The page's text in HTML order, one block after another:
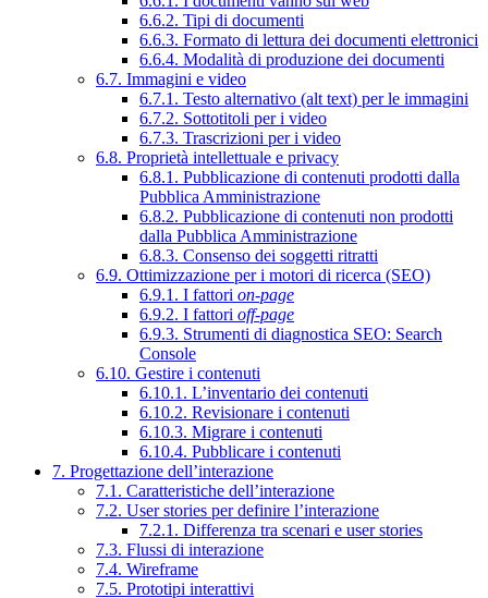
6.6.2. Tipi di documenti
6.6.3. Formato di lettura dei documenti elettronici
6.6.4. Modalità di produzione dei documenti
6.7. Immagini e video
6.7.1. Testo alternativo (alt text) per le immagini
6.7.2. Sottotitoli per i video
6.7.3. Trascrizioni per i video
6.8. Proprietà intellettuale e privacy
6.8.1. Pubblicazione di contenuti prodotti dalla
Pubblica Amministrazione
6.8.2. Pubblicazione di contenuti non prodotti
dalla Pubblica Amministrazione
6.8.3. Consenso dei soggetti ritratti
6.9. Ottimizzazione per i motori di ricerca (SEO)
6.9.1. I fattori on-page
6.9.2. I fattori off-page
6.9.3. Strumenti di diagnostica SEO: Search
Console
6.10. Gestire i contenuti
6.10.1. L’inventario dei contenuti
6.10.2. Revisionare i contenuti
6.10.3. Migrare i contenuti
6.10.4. Pubblicare i contenuti
7. Progettazione dell’interazione
7.1. Caratteristiche dell’interazione
7.2. User stories per definire l’interazione
7.2.1. Differenza tra scenari e user stories
7.3. Flussi di interazione
7.4. Wireframe
7.5. Prototipi interattivi